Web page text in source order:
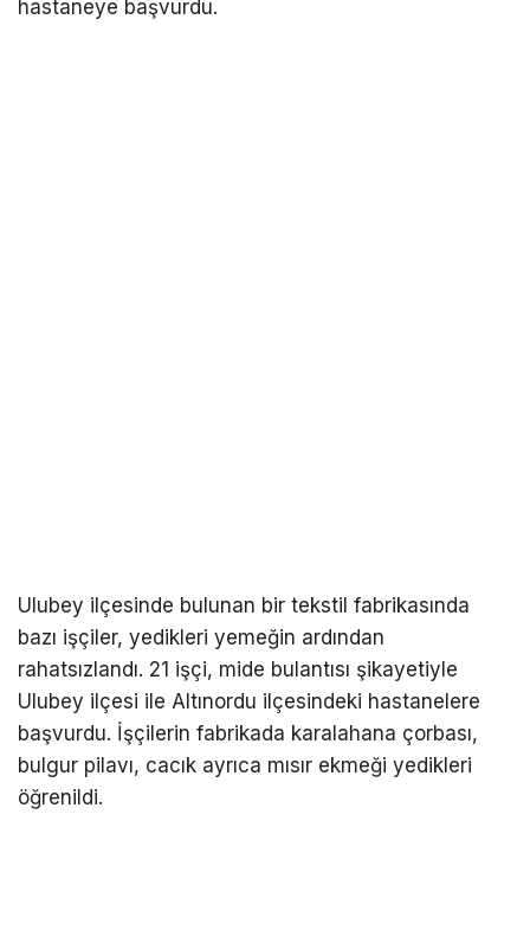
hastaneye başvurdu.
Ulubey ilçesinde bulunan bir tekstil fabrikasında
bazı işçiler, yedikleri yemeğin ardından
rahatsızlandı. 21 işçi, mide bulantısı şikayetiyle
Ulubey ilçesi ile Altınordu ilçesindeki hastanelere
başvurdu. İşçilerin fabrikada karalahana çorbası,
bulgur pilavı, cacık ayrıca mısır ekmeği yedikleri
öğrenildi.